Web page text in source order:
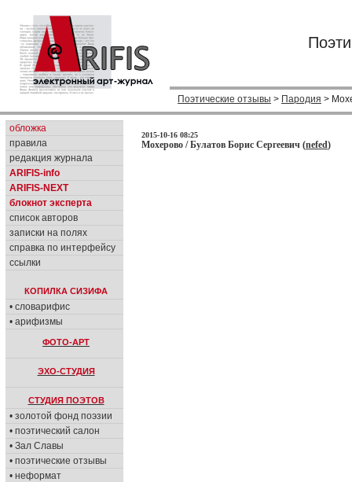
Поэтические отзывы > Пародия >
обложка
правила
редакция журнала
ARIFIS-info
ARIFIS-NEXT
блокнот эксперта
список авторов
записки на полях
справка по интерфейсу
ссылки
КОПИЛКА СИЗИФА
• словарифис
• арифизмы
ФОТО-АРТ
ЭХО-СТУДИЯ
СТУДИЯ ПОЭТОВ
• золотой фонд поэзии
• поэтический салон
• Зал Славы
• поэтические отзывы
• неформат
2015-10-16 08:25
Мохерово / Булатов Борис Сергеевич (nefed)